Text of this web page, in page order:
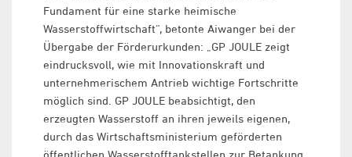
Fundament für eine starke heimische
Wasserstoffwirtschaft“, betonte Aiwanger bei der
Übergabe der Förderurkunden: „GP JOULE zeigt
eindrucksvoll, wie mit Innovationskraft und
unternehmerischem Antrieb wichtige Fortschritte
möglich sind. GP JOULE beabsichtigt, den
erzeugten Wasserstoff an ihren jeweils eigenen,
durch das Wirtschaftsministerium geförderten
öffentlichen Wasserstofftankstellen zur Betankung